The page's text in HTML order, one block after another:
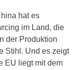
hat es
im Land, die
der Produktion
Stihl. Und es zeigt
EU liegt mit dem